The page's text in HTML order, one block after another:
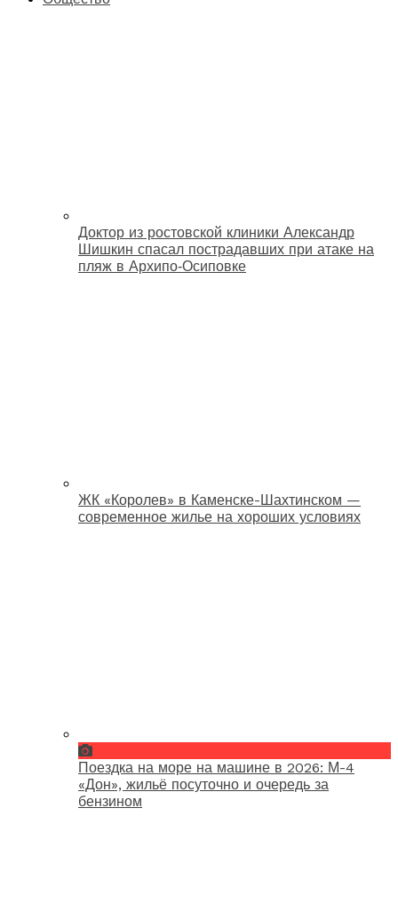
Доктор из ростовской клиники Александр
Шишкин спасал пострадавших при атаке на
пляж в Архипо‑Осиповке
ЖК «Королев» в Каменске-Шахтинском —
современное жилье на хороших условиях
Поездка на море на машине в 2026: М-4
«Дон», жильё посуточно и очередь за
бензином